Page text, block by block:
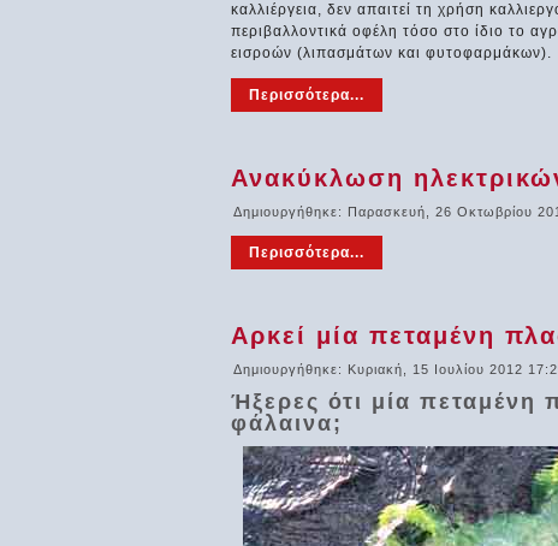
καλλιέργεια, δεν απαιτεί τη χρήση
περιβαλλοντικά οφέλη τόσο στο ίδιο το
εισροών (λιπασμάτων και φυτοφαρμάκων).
Περισσότερα...
Ανακύκλωση
Δημιουργήθηκε: Παρασκευή, 26 Οκτωβρίου
Περισσότερα...
Αρκεί μία πεταμένη
Δημιουργήθηκε: Κυριακή, 15 Ιουλίου 2012
Ήξερες ότι μία πεταμένη
φάλαινα;